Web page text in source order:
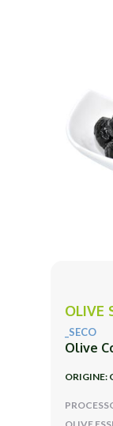
OLIVE
_SECO
Olive
ORIGINE: